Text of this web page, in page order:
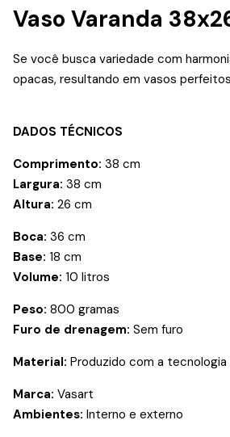
Vaso Varanda
Se você busca variedade com
opacas, resultando em vasos
DADOS TÉCNICOS
Comprimento: 38 cm
Largura: 38 cm
Altura: 26 cm
Boca: 36 cm
Base: 18 cm
Volume: 10 litros
Peso: 800 gramas
Furo de drenagem: Sem furo
Material: Produzido com a
Marca: Vasart
Ambientes: Interno e externo